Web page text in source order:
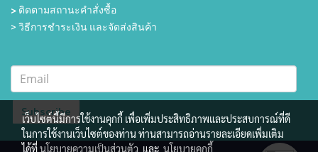
> ติดตามสถานะคำสั่งซื้อ
> วิธีการชำระเงิน และจัดส่งสินค้า
Subscribe
เว็บไซต์นี้มีการใช้งานคุกกี้ เพื่อเพิ่มประสิทธิภาพและประสบการณ์ที่ดี
ในการใช้งานเว็บไซต์ของท่าน ท่านสามารถอ่านรายละเอียดเพิ่มเติม
ได้ที่นโยบายความเป็นส่วนตัว และ นโยบายคุกกี้